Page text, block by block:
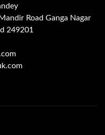
Road Ganga Nagar
249201